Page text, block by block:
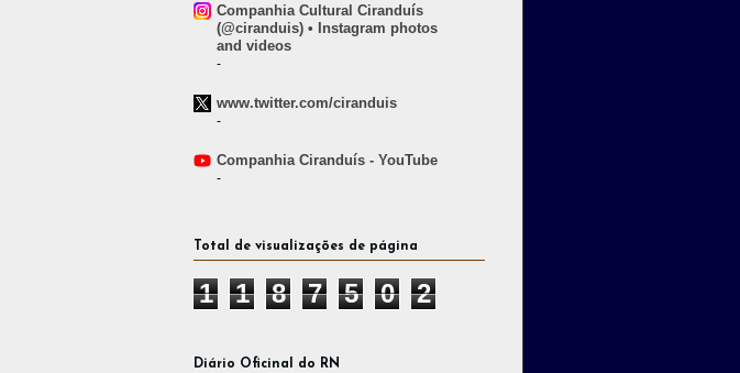
Companhia Cultural Ciranduís
(@ciranduis) • Instagram photos
and videos
-
www.twitter.com/ciranduis
-
Companhia Ciranduís - YouTube
-
Total de visualizações de página
1 1 8 7 5 0 2
Diário Oficinal do RN